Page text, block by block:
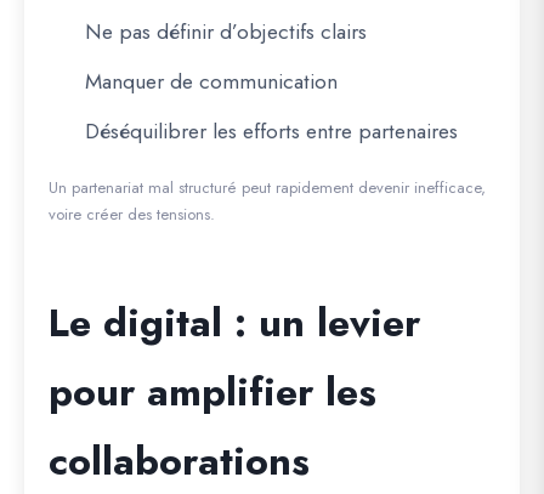
Ne pas définir d’objectifs clairs
Manquer de communication
Déséquilibrer les efforts entre partenaires
Un partenariat mal structuré peut rapidement devenir inefficace,
voire créer des tensions.
Le digital : un levier
pour amplifier les
collaborations